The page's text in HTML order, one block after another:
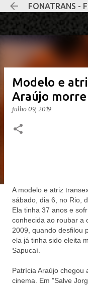
Pular
Modelo e
Araújo morre
julho 09, 2019
A modelo e atriz
sábado, dia 6, no Rio,
Ela tinha 37 anos e
conhecida ao roubar a
2009, quando desfilou
ela já tinha sido eleita
Sapucaí.
Patrícia Araújo chegou
cinema. Em "Salve